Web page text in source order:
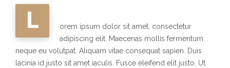
L
orem ipsum dolor sit amet, consectetur
adipiscing elit. Maecenas mollis fermentum
neque eu volutpat. Aliquam vitae consequat sapien. Duis
lacinia id justo sit amet iaculis. Fusce eleifend elit justo. Ut